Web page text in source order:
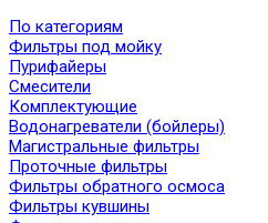
По категориям
Фильтры под мойку
Пурифайеры
Смесители
Комплектующие
Водонагреватели (бойлеры)
Магистральные фильтры
Проточные фильтры
Фильтры обратного осмоса
Фильтры кувшины